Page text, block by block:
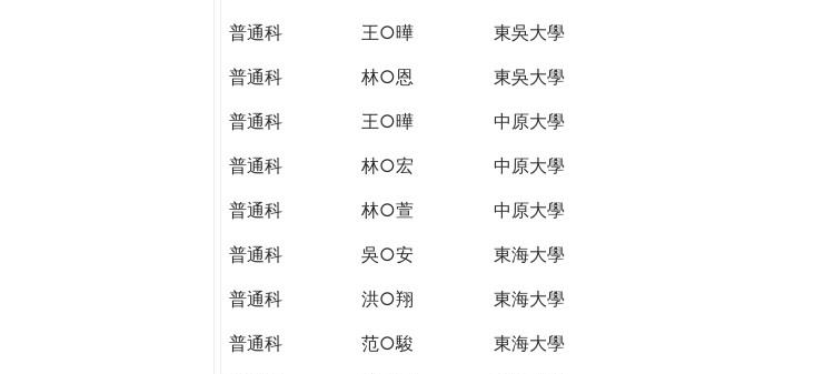
普通科
王○曄 東吳大學
普通科
林○恩 東吳大學
普通科
王○曄 中原大學
普通科
林○宏 中原大學
普通科
林○萱 中原大學
普通科
吳○安 東海大學
普通科
洪○翔 東海大學
普通科
范○駿 東海大學